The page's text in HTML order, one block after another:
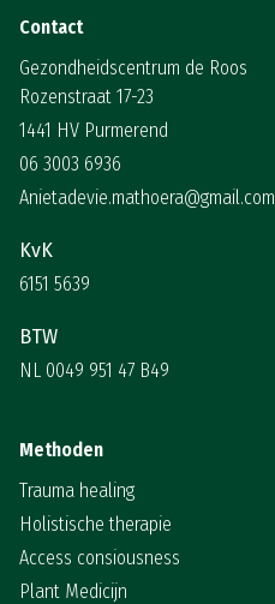
Contact
Gezondheidscentrum de Roos
Rozenstraat 17-23
1441 HV Purmerend
06 3003 6936
Anietadevie.mathoera@gmail.com
KvK
6151 5639
BTW
NL 0049 951 47 B49
Methoden
Trauma healing
Holistische therapie
Access consiousness
Plant Medicijn